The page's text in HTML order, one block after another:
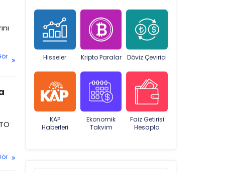
Hisseler Kripto Paralar Döviz Çevirici
KAP
Haberleri
Ekonomik
Takvim
Faiz Getirisi
Hesapla